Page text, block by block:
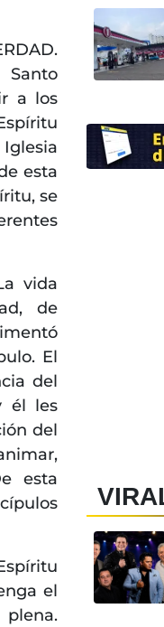
Santo
a los
esta
se
vida
de
El
del
él les
del
esta
el